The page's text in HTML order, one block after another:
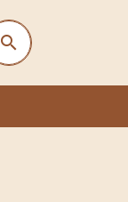
search
search